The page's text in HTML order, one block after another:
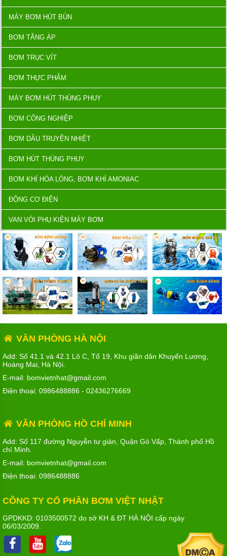
MÁY BƠM HÚT BÙN
BƠM TĂNG ÁP
BƠM TRỤC VÍT
BƠM THỰC PHẨM
MÁY BƠM HÚT THÙNG PHUY
BƠM CÔNG NGHIỆP
BƠM DẦU TRUYỀN NHIỆT
BƠM HÚT THÙNG PHUY
BƠM KHÍ HÓA LỎNG, BƠM KHÍ AMONIAC
ĐỘNG CƠ ĐIỆN
VAN VÒI PHỤ KIỆN MÁY BƠM
VĂN PHÒNG HÀ NỘI
Add: Số 41.1 và 42.1 Lô C, Tổ 19, Khu giãn dân Khuyến Lương,
Hoàng Mai, Hà Nội.
E-mail: bomvietnhat@gmail.com
Điện thoại: 0986488886 - 02436276669
VĂN PHÒNG HỒ CHÍ MINH
Add: Số 117 đường Nguyễn tư giản, Quận Gò Vấp, Thành phố Hồ
chí Minh.
E-mail: bomvietnhat@gmail.com
Điện thoại: 0986488886
CÔNG TY CỔ PHẦN BƠM VIỆT NHẬT
GPDKKD: 0103500572 do sở KH & ĐT HÀ NỘI cấp ngày
06/03/2009.